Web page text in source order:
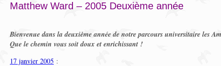
Matthew Ward – 2005 Deuxième année
Bienvenue dans la deuxième année de notre parcours universitaire les
Que le chemin vous soit doux et enrichissant !
17 janvier 2005 :